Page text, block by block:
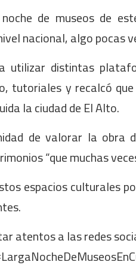
de museos de
nacional, algo pocas
distintas
tutoriales y recalcó
la ciudad de El Alto.
de valorar la obra
“que muchas
espacios culturales
atentos a las redes